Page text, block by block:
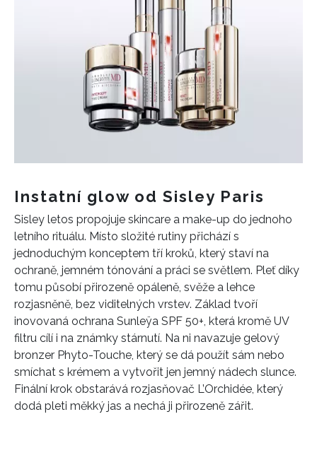
Instatní glow od Sisley Paris
Sisley letos propojuje skincare a make-up do jednoho
letního rituálu. Místo složité rutiny přichází s
jednoduchým konceptem tří kroků, který staví na
ochraně, jemném tónování a práci se světlem. Pleť díky
tomu působí přirozeně opáleně, svěže a lehce
rozjasněně, bez viditelných vrstev. Základ tvoří
inovovaná ochrana Sunleÿa SPF 50+, která kromě UV
filtru cílí i na známky stárnutí. Na ni navazuje gelový
bronzer Phyto-Touche, který se dá použít sám nebo
smíchat s krémem a vytvořit jen jemný nádech slunce.
Finální krok obstarává rozjasňovač L’Orchidée, který
dodá pleti měkký jas a nechá ji přirozeně zářit.